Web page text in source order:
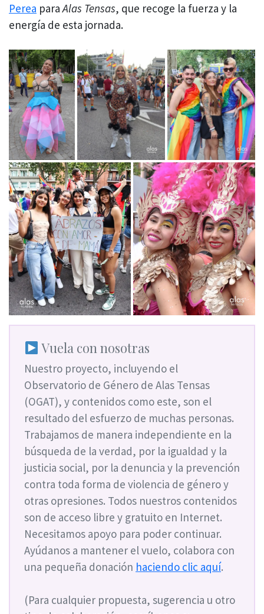
Perea paraAlas Tensas, que recoge la fuerza y la
energía de esta jornada.
Vuela con nosotras
Nuestro proyecto, incluyendo el
Observatorio de Género de Alas Tensas
(OGAT), y contenidos como este, son el
resultado del esfuerzo de muchas personas.
Trabajamos de manera independiente en la
búsqueda de la verdad, por la igualdad y la
justicia social, por la denuncia y la prevención
contra toda forma de violencia de género y
otras opresiones. Todos nuestros contenidos
son de acceso libre y gratuito en Internet.
Necesitamos apoyo para poder continuar.
Ayúdanos a mantener el vuelo, colabora con
una pequeña donación haciendo clic aquí.
(Para cualquier propuesta, sugerencia u otro